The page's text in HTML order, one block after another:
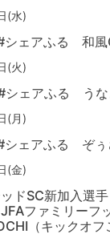
(水)
シェアふる 和
(火)
シェアふる うな
(月)
シェアふる ぞぅ
(金)
ッドSC新加入選
ファミリーフ
（キックオ